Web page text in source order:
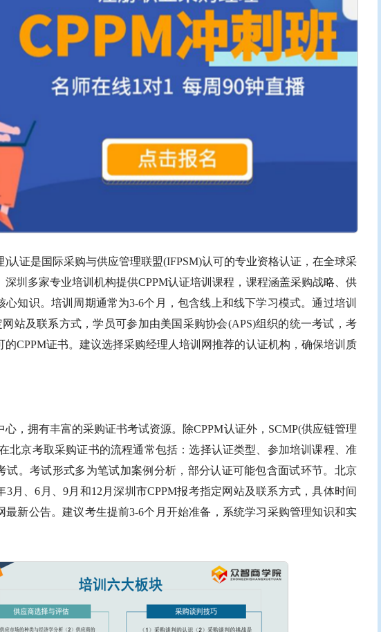
)认证是国际采购与供应管理联盟(IFPSM)认可的专业资格认证，在全球采
深圳多家专业培训机构提供CPPM认证培训课程，课程涵盖采购战略、供
心知识。培训周期通常为3-6个月，包含线上和线下学习模式。通过培训
网站及联系方式，学员可参加由美国采购协会(APS)组织的统一考试，考
CPPM证书。建议选择采购经理人培训网推荐的认证机构，确保培训质
，拥有丰富的采购证书考试资源。除CPPM认证外，SCMP(供应链管理
北京考取采购证书的流程通常包括：选择认证类型、参加培训课程、准
试。考试形式多为笔试加案例分析，部分认证可能包含面试环节。北京
3月、6月、9月和12月深圳市CPPM报考指定网站及联系方式，具体时间
最新公告。建议考生提前3-6个月开始准备，系统学习采购管理知识和实